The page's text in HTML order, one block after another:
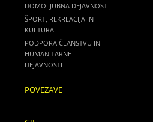
DOMOLJUBNA DEJAVNOST
ŠPORT, REKREACIJA IN
KULTURA
PODPORA ČLANSTVU IN
HUMANITARNE
DEJAVNOSTI
POVEZAVE